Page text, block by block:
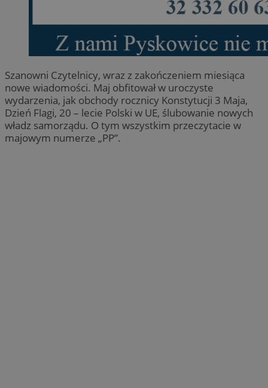
Szanowni Czytelnicy, wraz z zakończeniem miesiąca
nowe wiadomości. Maj obfitował w uroczyste
wydarzenia, jak obchody rocznicy Konstytucji 3 Maja,
Dzień Flagi, 20 – lecie Polski w UE, ślubowanie nowych
władz samorządu. O tym wszystkim przeczytacie w
majowym numerze „PP”.